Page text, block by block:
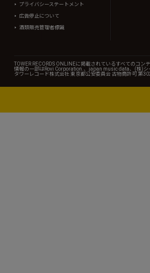
プライバシーステートメント
広告停止について
酒類販売管理者標識
TOWER RECORDS ONLINEに掲載されているすべてのコ
情報の一部はRovi Corporation.、japan music data、(株)シ
タワーレコード株式会社 東京都公安委員会 古物商許可 第